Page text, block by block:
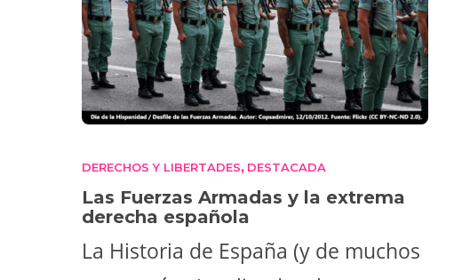
DERECHOS Y LIBERTADES, DESTACADA
Las Fuerzas Armadas y la extrema
derecha española
La Historia de España (y de muchos